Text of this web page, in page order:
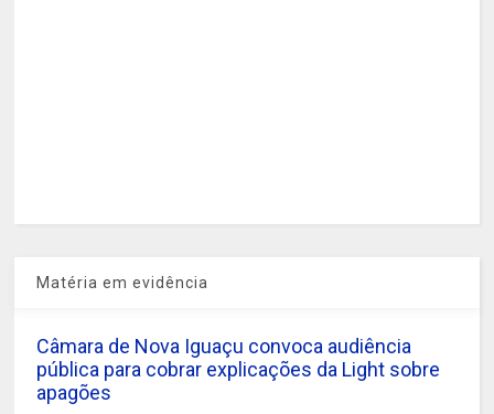
Matéria em evidência
Câmara de Nova Iguaçu convoca audiência
pública para cobrar explicações da Light sobre
apagões